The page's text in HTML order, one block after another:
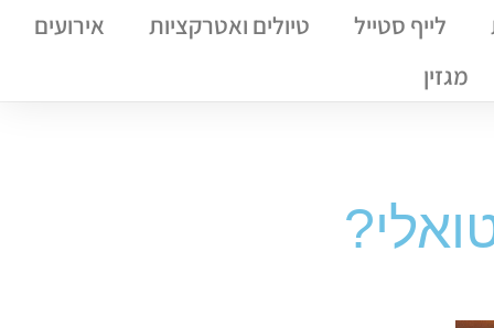
לייף סטייל טיולים ואטרקציות
אירועים
מגזין